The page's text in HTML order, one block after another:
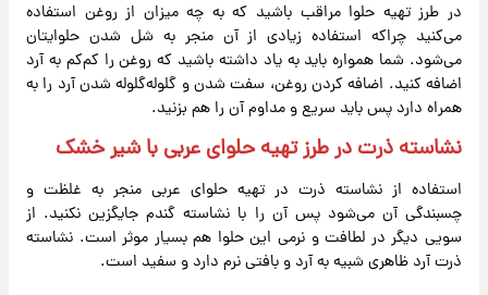
در طرز تهیه حلوا مراقب باشید که به چه میزان از روغن استفاده
می‌کنید چراکه استفاده زیادی از آن منجر به شل شدن حلوایتان
می‌شود. شما همواره باید به یاد داشته باشید که روغن را کم‌کم به آرد
اضافه کنید. اضافه کردن روغن، سفت شدن و گلوله‌گلوله شدن آرد را به
همراه دارد پس باید سریع و مداوم آن را هم بزنید.
نشاسته ذرت در طرز تهیه حلوای عربی با شیر خشک
استفاده از نشاسته ذرت در تهیه حلوای عربی منجر به غلظت و
چسبندگی آن می‌شود پس آن را با نشاسته گندم جایگزین نکنید. از
سویی دیگر در لطافت و نرمی این حلوا هم بسیار موثر است. نشاسته
ذرت آرد ظاهری شبیه به آرد و بافتی نرم دارد و سفید است.